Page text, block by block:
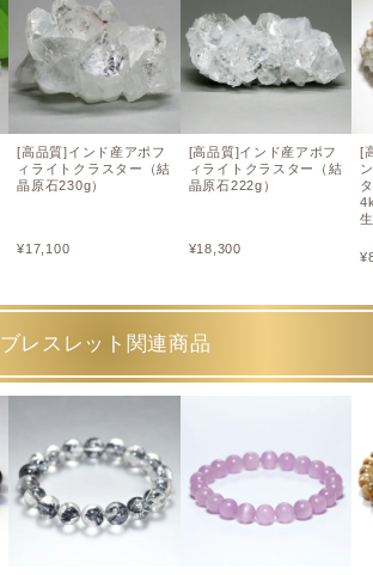
[高品質]インド産アポフ
ィライトクラスター（結
晶原石230g）
¥17,100
[高品質]インド産アポフ
ィライトクラスター（結
晶原石222g）
¥18,300
[
¥
ブレスレット関連商品